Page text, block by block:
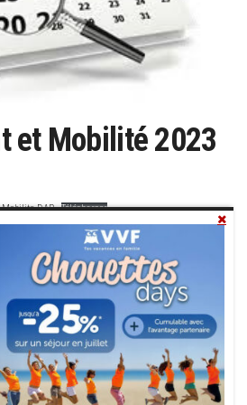
et Mobilité 2023
Mobilite-DAP Télécharger
Campagnes
Communiqués
Boycott des